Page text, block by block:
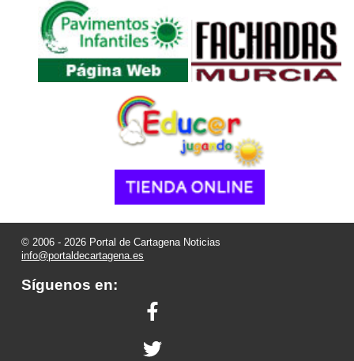
© 2006 - 2026 Portal de Cartagena Noticias
info@portaldecartagena.es
Síguenos en: